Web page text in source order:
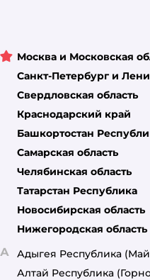
Москва и Московская
Санкт-Петербург и
Свердловская область
Краснодарский край
Башкортостан
Самарская область
Челябинская область
Татарстан Республика
Новосибирская область
Нижегородская область
А Адыгея Республика
Алтай Республика